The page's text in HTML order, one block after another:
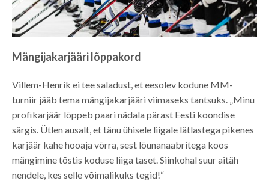
Mängijakarjääri lõppakord
Villem-Henrik ei tee saladust, et eesolev kodune MM-
turniir jääb tema mängijakarjääri viimaseks tantsuks. „Minu
profikarjäär lõppeb paari nädala pärast Eesti koondise
särgis. Ütlen ausalt, et tänu ühisele liigale lätlastega pikenes
karjäär kahe hooaja võrra, sest lõunanaabritega koos
mängimine tõstis koduse liiga taset. Siinkohal suur aitäh
nendele, kes selle võimalikuks tegid!“